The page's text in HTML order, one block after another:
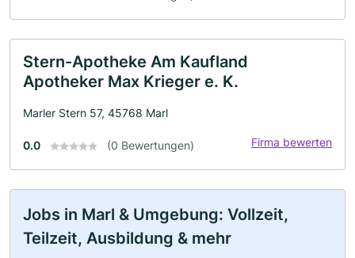
Stern-Apotheke Am Kaufland
Apotheker Max Krieger e. K.
Marler Stern 57, 45768 Marl
0.0 (0 Bewertungen) Firma bewerten
Jobs in Marl & Umgebung: Vollzeit,
Teilzeit, Ausbildung & mehr